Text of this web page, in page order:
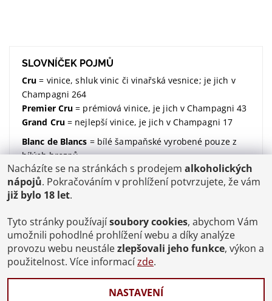
SLOVNÍČEK POJMŮ
Cru = vinice, shluk vinic či vinařská vesnice; je jich v
Champagni 264
Premier Cru = prémiová vinice, je jich v Champagni 43
Grand Cru= nejlepší vinice, je jich v Champagni 17
Blanc de Blancs = bílé šampaňské vyrobené pouze z
bílých hroznů
Blanc de Noirs= bílé šampaňské vyrobené pouze z
modrých hroznů
dosáž / dosage / dávkování
cukru (udávané v gramech na litr)
Brut= suchý; značí kolik dodaného cukru v sobě
šampaňské má; více zde
degorgement / disgorgement / degorzáž / odstřelení
/ odkalení= proces, kdy se šampaňské zbaví kvasinek
a ukončí se tak jeho druhé zrání
Nacházíte se na stránkách s prodejem alkoholických
nápojů. Pokračováním v prohlížení potvrzujete, že vám
již bylo 18 let.
Tyto stránky používajísoubory cookies, abychom Vám
umožnili pohodlné prohlížení webu a díky analýze
provozu webu neustálezlepšovali jeho funkce, výkon a
použitelnost. Více informacízde.
NASTAVENÍ